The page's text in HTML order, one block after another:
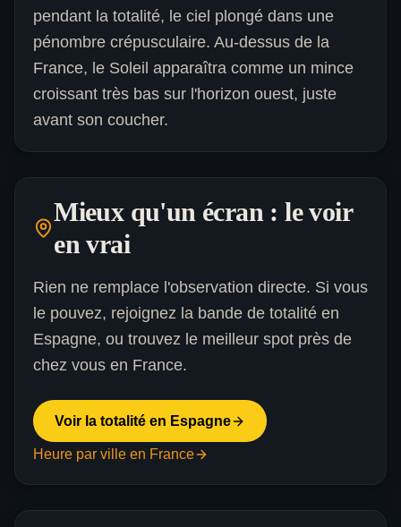
pendant la totalité, le ciel plongé dans une
pénombre crépusculaire. Au-dessus de la
France, le Soleil apparaîtra comme un mince
croissant très bas sur l'horizon ouest, juste
avant son coucher.
Mieux qu'un écran : le voir
en vrai
Rien ne remplace l'observation directe. Si vous
le pouvez, rejoignez la bande de totalité en
Espagne, ou trouvez le meilleur spot près de
chez vous en France.
Voir la totalité en Espagne
Heure par ville en France